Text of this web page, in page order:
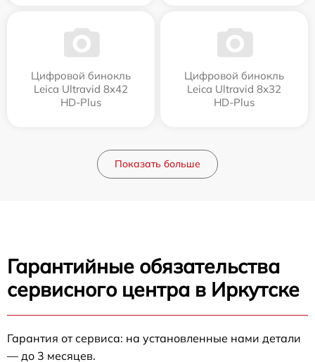
Цифровой бинокль
Leica Ultravid 8x42
HD-Plus
Цифровой бинокль
Leica Ultravid 8x32
HD-Plus
Показать больше
Гарантийные обязательства
сервисного центра в Иркутске
Гарантия от сервиса: на установленные нами детали
— до 3 месяцев.